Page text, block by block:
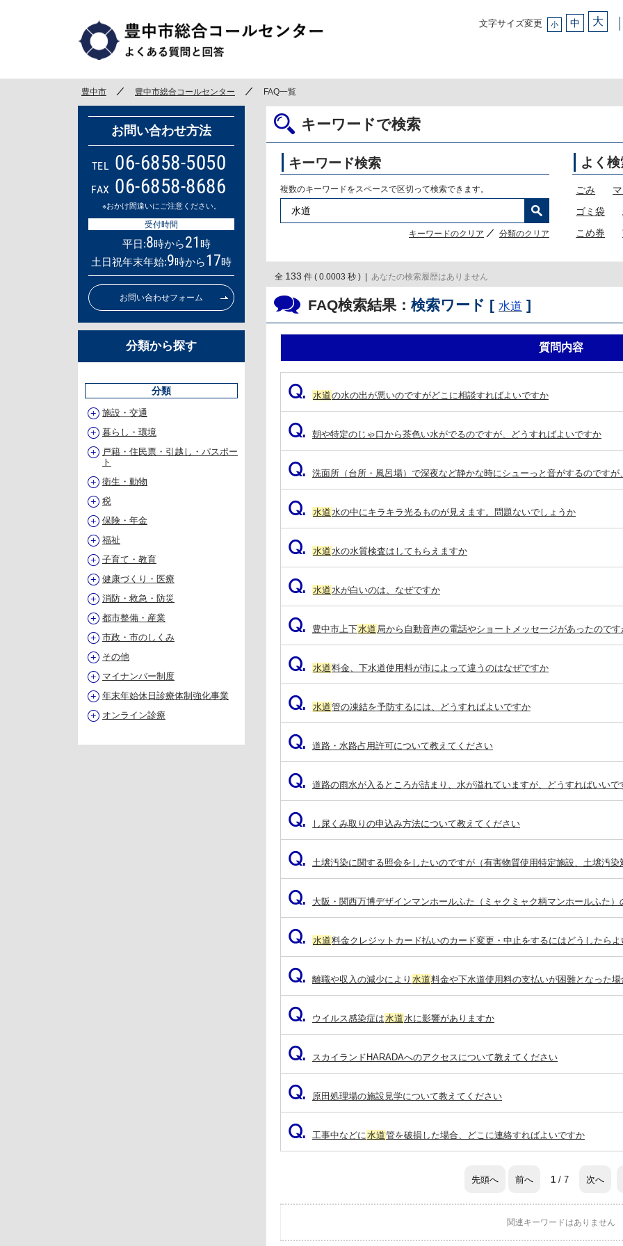
文字サイズ変更 小 中 大
豊中市 豊中市総合コールセンター FAQ一覧
キーワードで検索
キーワード検索
複数のキーワードをスペースで区切って検索できます。
キーワードのクリア 分類のクリア
よく
ごみ
ゴミ袋
こめ券
FAQ検索結果： 検索ワード [ 水道 ]
全 133 件 ( 0.0003 秒 ) あなたの検索履歴はありません
質問内容
Q. 水道の水の出が悪いのですがどこに相談すればよいですか
Q. 朝や特定のじゃ口から茶色い水がでるのですが、どうすればよいですか
Q. 洗面所（台所・風呂場）で深夜など静かな時にシューっと音がするのです
Q. 水道 水の中にキラキラ光るものが見えます。問題ないでしょうか
Q. 水道 水の水質検査はしてもらえますか
Q. 水道 水が白いのは、なぜですか
Q. 豊中市上下水道 局から自動音声の電話やショートメッセージがあったので
Q. 水道料金、下水道使用料が市によって違うのはなぜですか
Q. 水道管の凍結を予防するには、どうすればよいですか
Q. 道路・水路占用許可について教えてください
Q. 道路の雨水が入るところが詰まり、水が溢れていますが、どうすればいいで
Q. し尿くみ取りの申込み方法について教えてください
Q. 土壌汚染に関する照会をしたいのですが（有害物質使用特定施設、土壌汚染
Q. 大阪・関西万博デザインマンホールふた（ミャクミャク柄マンホールふた）
Q. 水道料金クレジットカード払いのカード変更・中止をするにはどうしたら
Q. 離職や収入の減少により 水道料金や下水道使用料の支払いが困難となった
Q. ウイルス感染症は 水道 水に影響がありますか
Q. スカイランドHARADAへのアクセスについて教えてください
Q. 原田処理場の施設見学について教えてください
Q. 工事中などに 水道管を破損した場合、どこに連絡すればよいですか
先頭へ 前へ 1 / 7 次へ
関連キーワードはありません
お問い合わせ方法
TEL 06-6858-5050
FAX 06-6858-8686
※おかけ間違いにご注意ください。
受付時間
平日:8時から21 時
土日祝年末年始:9時から17時
お問い合わせフォーム
分類から探す
分類
施設・交通
暮らし・環境
戸籍・住民票・引越し・パスポー
ト
衛生・動物
税
保険・年金
福祉
子育て・教育
健康づくり・医療
消防・救急・防災
都市整備・産業
市政・市のしくみ
その他
マイナンバー制度
年末年始休日診療体制強化事業
オンライン診療